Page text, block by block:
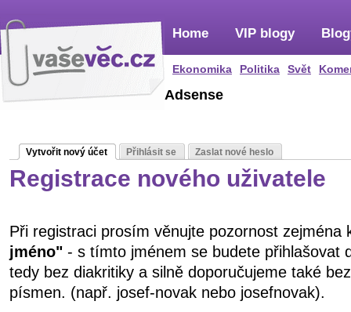
Home
Ekonomika Politika Svět
VIP blogy
Adsense
Vytvořit nový účet Přihlásit se Zaslat nové heslo
Registrace nového uživatele
Při registraci prosím věnujte pozornost zejména
jméno" - s tímto jménem se budete přihlašovat
tedy bez diakritiky a silně doporučujeme také
písmen. (např. josef-novak nebo josefnovak).